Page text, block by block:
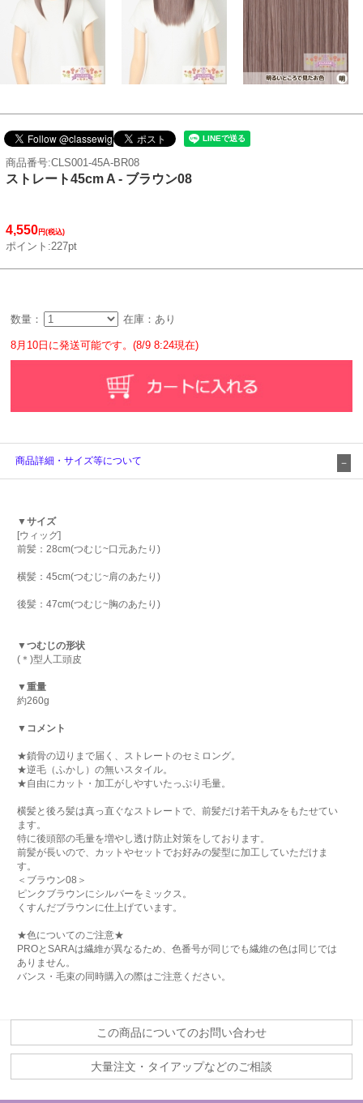
商品番号:CLS001-45A-BR08
ストレート45cm A - ブラウン08
4,550円(税込)
ポイント:227pt
数量： 在庫：あり
8月10日に発送可能です。(8/9 8:24現在)
商品詳細・サイズ等について
▼サイズ
[ウィッグ]
前髪：28cm(つむじ~口元あたり)
横髪：45cm(つむじ~肩のあたり)
後髪：47cm(つむじ~胸のあたり)
▼つむじの形状
(＊)型人工頭皮
▼重量
約260g
▼コメント
★鎖骨の辺りまで届く、ストレートのセミロング。
★逆毛（ふかし）の無いスタイル。
★自由にカット・加工がしやすいたっぷり毛量。
横髪と後ろ髪は真っ直ぐなストレートで、前髪だけ若干丸みをもたせてい
ます。
特に後頭部の毛量を増やし透け防止対策をしております。
前髪が長いので、カットやセットでお好みの髪型に加工していただけま
す。
＜ブラウン08＞
ピンクブラウンにシルバーをミックス。
くすんだブラウンに仕上げています。
★色についてのご注意★
PROとSARAは繊維が異なるため、色番号が同じでも繊維の色は同じでは
ありません。
バンス・毛束の同時購入の際はご注意ください。
この商品についてのお問い合わせ
大量注文・タイアップなどのご相談